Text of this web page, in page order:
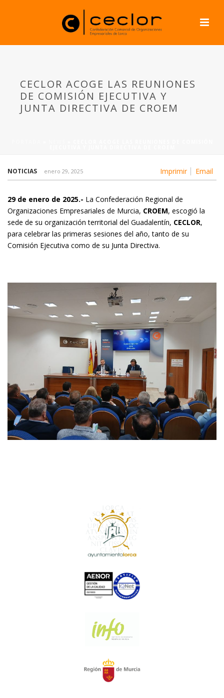
CECLOR ACOGE LAS REUNIONES
DE COMISIÓN EJECUTIVA Y
JUNTA DIRECTIVA DE CROEM
Imprimir Email
NOTICIAS enero 29, 2025
29 de enero de 2025.- La Confederación Regional de
Organizaciones Empresariales de Murcia, CROEM, escogió la
sede de su organización territorial del Guadalentín, CECLOR,
para celebrar las primeras sesiones del año, tanto de su
Comisión Ejecutiva como de su Junta Directiva.